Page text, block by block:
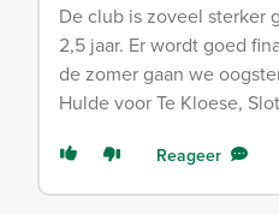
De club is zoveel sterker
2,5 jaar. Er wordt goed
de zomer gaan we
Hulde voor Te Kloese,
Reageer